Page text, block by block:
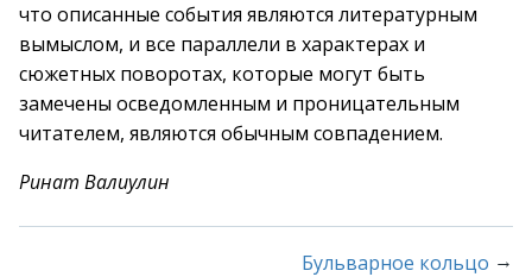
что описанные события являются литературным
вымыслом, и все параллели в характерах и
сюжетных поворотах, которые могут быть
замечены осведомленным и проницательным
читателем, являются обычным совпадением.
Ринат Валиулин
Бульварное кольцо →